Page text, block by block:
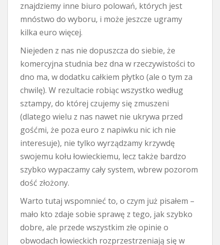
znajdziemy inne biuro polowań, których jest
mnóstwo do wyboru, i może jeszcze ugramy
kilka euro więcej.
Niejeden z nas nie dopuszcza do siebie, że
komercyjna studnia bez dna w rzeczywistości to
dno ma, w dodatku całkiem płytko (ale o tym za
chwilę). W rezultacie robiąc wszystko według
sztampy, do której czujemy się zmuszeni
(dlatego wielu z nas nawet nie ukrywa przed
gośćmi, że poza euro z napiwku nic ich nie
interesuje), nie tylko wyrządzamy krzywdę
swojemu kołu łowieckiemu, lecz także bardzo
szybko wypaczamy cały system, wbrew pozorom
dość złożony.
Warto tutaj wspomnieć to, o czym już pisałem –
mało kto zdaje sobie sprawę z tego, jak szybko
dobre, ale przede wszystkim złe opinie o
obwodach łowieckich rozprzestrzeniają się w